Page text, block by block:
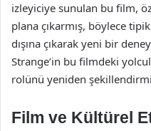
izleyiciye sunulan bu film,
plana çıkarmış, böylece
dışına çıkarak yeni bir
Strange’in bu filmdeki
rolünü yeniden
Film ve Kültürel